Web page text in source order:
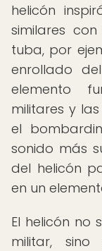
helicón
similares
tuba, por
enrollado
elemento
militares y
el
sonido más
del helicón
en un
El helicón no
militar,